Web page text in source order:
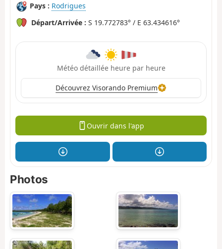
Pays : Rodrigues
Départ/Arrivée : S 19.772783° / E 63.434616°
Météo détaillée heure par heure
Découvrez Visorando Premium
Ouvrir dans l'app
Photos